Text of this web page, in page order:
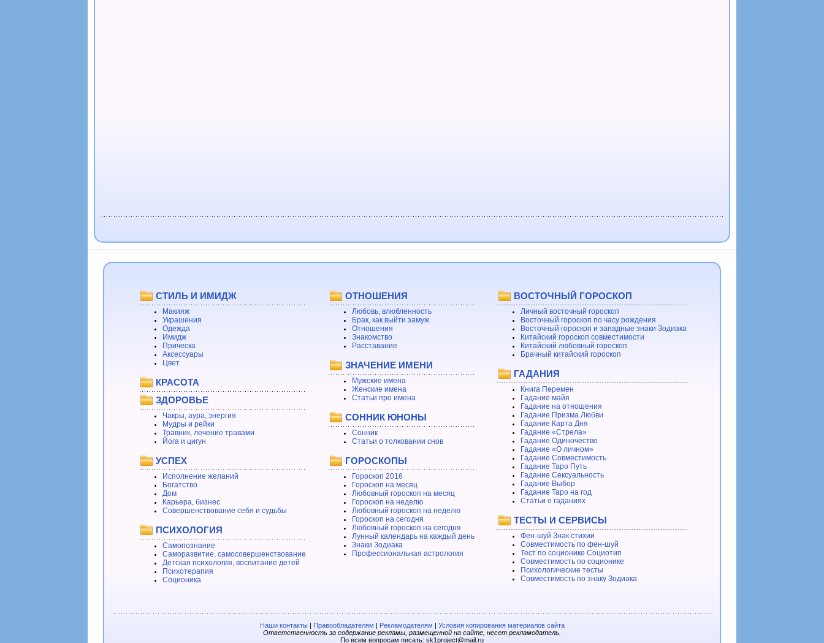
СТИЛЬ И ИМИДЖ
Макияж
Украшения
Одежда
Имидж
Прическа
Аксессуары
Цвет
КРАСОТА
ЗДОРОВЬЕ
Чакры, аура, энергия
Мудры и рейки
Травник, лечение травами
Йога и цигун
УСПЕХ
Исполнение желаний
Богатство
Дом
Карьера, бизнес
Совершенствование себя и судьбы
ПСИХОЛОГИЯ
Самопознание
Саморазвитие, самосовершенствование
Детская психология, воспитание детей
Психотерапия
Соционика
ОТНОШЕНИЯ
Любовь, влюбленность
Брак, как выйти замуж
Отношения
Знакомство
Расставание
ЗНАЧЕНИЕ ИМЕНИ
Мужские имена
Женские имена
Статьи про имена
СОННИК ЮНОНЫ
Сонник
Статьи о толковании снов
ГОРОСКОПЫ
Гороскоп 2016
Гороскоп на месяц
Любовный гороскоп на месяц
Гороскоп на неделю
Любовный гороскоп на неделю
Гороскоп на сегодня
Любовный гороскоп на сегодня
Лунный календарь на каждый день
Знаки Зодиака
Профессиональная астрология
ВОСТОЧНЫЙ ГОРОСКОП
Личный восточный гороскоп
Восточный гороскоп по часу рождения
Восточный гороскоп и западные знаки Зодиака
Китайский гороскоп совместимости
Китайский любовный гороскоп
Брачный китайский гороскоп
ГАДАНИЯ
Книга Перемен
Гадание майя
Гадание на отношения
Гадание Призма Любви
Гадание Карта Дня
Гадание «Стрела»
Гадание Одиночество
Гадание «О личном»
Гадание Совместимость
Гадание Таро Путь
Гадание Сексуальность
Гадание Выбор
Гадание Таро на год
Статьи о гаданиях
ТЕСТЫ И СЕРВИСЫ
Фен-шуй Знак стихии
Совместимость по фен-шуй
Тест по соционике Социотип
Совместимость по соционике
Психологические тесты
Совместимость по знаку Зодиака
Наши контакты| Правообладателям | Рекламодателям | Условия копирования материалов сайта
Ответственность за содержание рекламы, размещенной на сайте, несет рекламодатель.
По всем вопросам писать: sk1project@mail.ru